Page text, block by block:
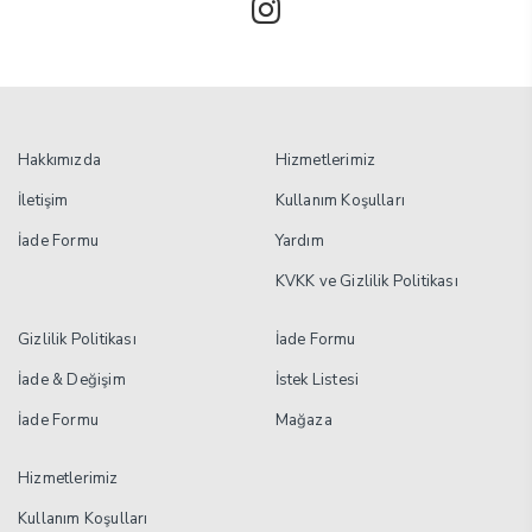
Hakkımızda
İletişim
İade Formu
Hizmetlerimiz
Kullanım Koşulları
Yardım
KVKK ve Gizlilik Politikası
Gizlilik Politikası
İade & Değişim
İade Formu
İade Formu
İstek Listesi
Mağaza
Hizmetlerimiz
Kullanım Koşulları